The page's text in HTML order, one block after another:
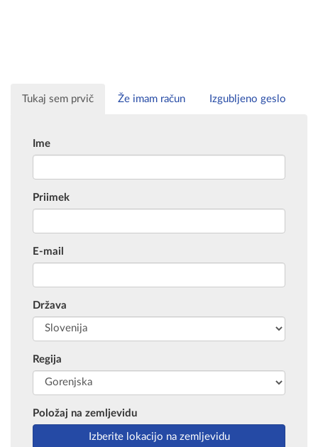
Tukaj sem prvič Že imam račun Izgubljeno geslo
Ime
Priimek
E-mail
Država
Regija
Položaj na zemljevidu